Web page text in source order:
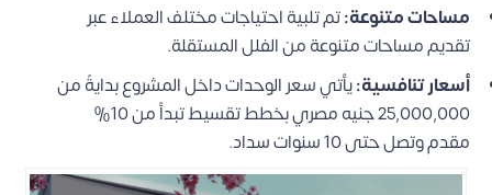
مساحات متنوعة:تم تلبية احتياجات مختلف العملاء عبر
تقديم مساحات متنوعة من الفلل المستقلة.
أسعار تنافسية:يأتي سعر الوحدات داخل المشروع بدايةً من
25,000,000 جنيه مصري بخطط تقسيط تبدأ من 10%
مقدم وتصل حتى 10 سنوات سداد.